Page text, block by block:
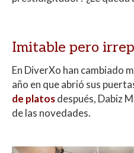
Imitable pero
En DiverXo han cambiado
año en que abrió sus
de platosdespués, Dabiz
de las novedades.